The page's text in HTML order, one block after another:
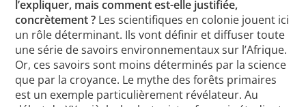
l’expliquer, mais comment est-elle justifiée,
concrètement ? Les scientifiques en colonie jouent ici
un rôle déterminant. Ils vont définir et diffuser toute
une série de savoirs environnementaux sur l’Afrique.
Or, ces savoirs sont moins déterminés par la science
que par la croyance. Le mythe des forêts primaires
est un exemple particulièrement révélateur. Au